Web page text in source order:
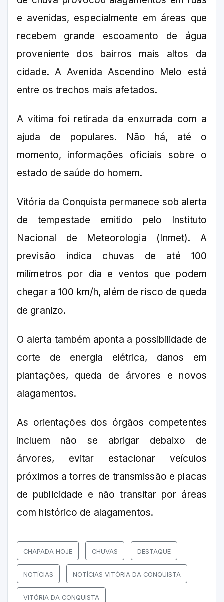
e avenidas, especialmente em áreas que
recebem grande escoamento de água
proveniente dos bairros mais altos da
cidade. A Avenida Ascendino Melo está
entre os trechos mais afetados.
A vítima foi retirada da enxurrada com a
ajuda de populares. Não há, até o
momento, informações oficiais sobre o
estado de saúde do homem.
Vitória da Conquista permanece sob alerta
de tempestade emitido pelo Instituto
Nacional de Meteorologia (Inmet). A
previsão indica chuvas de até 100
milímetros por dia e ventos que podem
chegar a 100 km/h, além de risco de queda
de granizo.
O alerta também aponta a possibilidade de
corte de energia elétrica, danos em
plantações, queda de árvores e novos
alagamentos.
As orientações dos órgãos competentes
incluem não se abrigar debaixo de
árvores, evitar estacionar veículos
próximos a torres de transmissão e placas
de publicidade e não transitar por áreas
com histórico de alagamentos.
CHAPADA HOJE CHUVAS DESTAQUE
NOTÍCIAS NOTÍCIAS VITÓRIA DA CONQUISTA
VITÓRIA DA CONQUISTA